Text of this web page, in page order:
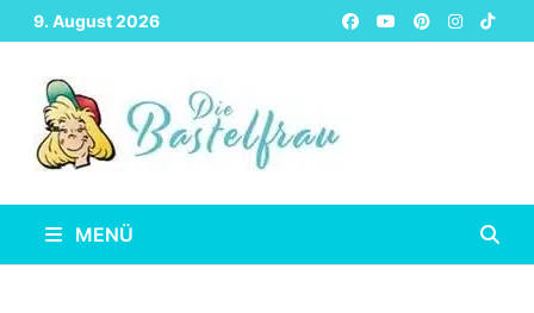
Zurück
zum
Inhalt
9. August 2026
MENÜ